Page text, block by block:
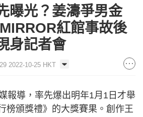
Time
曝光？姜濤爭男金
紅館事故後
身記者會
2022-10-25 HKT
報導，率先爆出明年1月1日才舉
榜頒獎禮》的大獎賽果。創作王